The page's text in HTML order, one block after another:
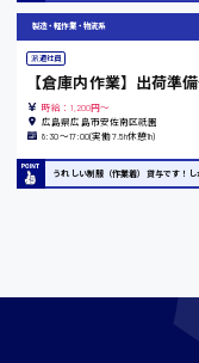
香川県
愛知県
時給1100円〜
製造・軽作業・物流系
派遣社員
【倉庫内作業】出荷準
時給：1,200円～
広島県広島市安佐南区祇園
8:30〜17:00(実働7.5h休憩1h)
うれしい制服（作業着）貸与です！し